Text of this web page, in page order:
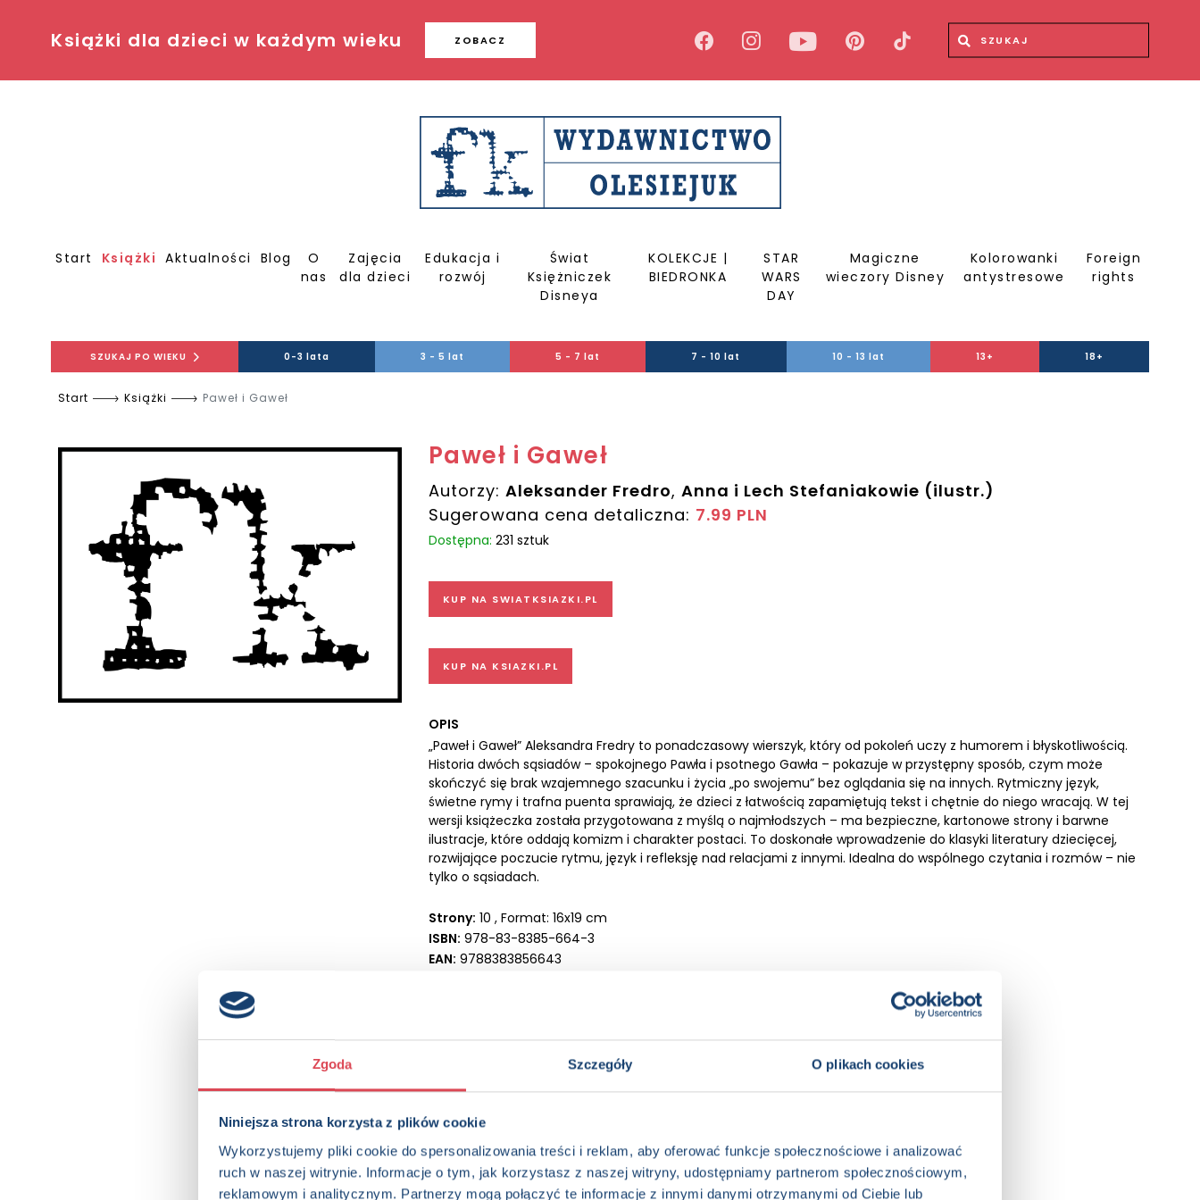
Zgoda Szczegóły O plikach cookies
Niniejsza strona korzysta z plików cookie
Wykorzystujemy pliki cookie do spersonalizowania treści i reklam, aby oferować funkcje społecznościowe i analizować
ruch w naszej witrynie. Informacje o tym, jak korzystasz z naszej witryny, udostępniamy partnerom społecznościowym,
reklamowym i analitycznym. Partnerzy mogą połączyć te informacje z innymi danymi otrzymanymi od Ciebie lub
Książki dla dzieci w każdym wieku ZOBACZ Wyszukiwana fraza
Start Książki Aktualności Blog
O
nas
Zajęcia
dla dzieci
Edukacja i
rozwój
Świat
Księżniczek
Disneya
KOLEKCJE |
BIEDRONKA
STAR
WARS
DAY
Magiczne
wieczory Disney
Kolorowanki
antystresowe
Foreign
rights
SZUKAJ PO WIEKU 0-3 lata 3 - 5 lat 5 - 7 lat 7 - 10 lat 10 - 13 lat 13+ 18+
Start Książki Paweł i Gaweł
Paweł i Gaweł
Autorzy: Aleksander Fredro, Anna i Lech Stefaniakowie (ilustr.)
Sugerowana cena detaliczna: 7.99 PLN
Dostępna: 231 sztuk
KUP NA SWIATKSIAZKI.PL
KUP NA KSIAZKI.PL
OPIS
„Paweł i Gaweł” Aleksandra Fredry to ponadczasowy wierszyk, który od pokoleń uczy z humorem i błyskotliwością.
Historia dwóch sąsiadów – spokojnego Pawła i psotnego Gawła – pokazuje w przystępny sposób, czym może
skończyć się brak wzajemnego szacunku i życia „po swojemu” bez oglądania się na innych. Rytmiczny język,
świetne rymy i trafna puenta sprawiają, że dzieci z łatwością zapamiętują tekst i chętnie do niego wracają. W tej
wersji książeczka została przygotowana z myślą o najmłodszych – ma bezpieczne, kartonowe strony i barwne
ilustracje, które oddają komizm i charakter postaci. To doskonałe wprowadzenie do klasyki literatury dziecięcej,
rozwijające poczucie rytmu, język i refleksję nad relacjami z innymi. Idealna do wspólnego czytania i rozmów – nie
tylko o sąsiadach.
Strony: 10 , Format: 16x19 cm
ISBN: 978-83-8385-664-3
EAN: 9788383856643
Oprawa:książka całokartonowa
Data wprowadzenia:14-07-2025